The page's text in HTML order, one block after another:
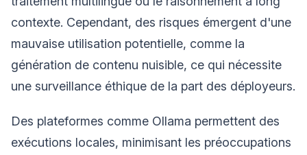
contexte. Cependant, des risques émergent d'une
mauvaise utilisation potentielle, comme la
génération de contenu nuisible, ce qui nécessite
une surveillance éthique de la part des déployeurs.
Des plateformes comme Ollama permettent des
exécutions locales, minimisant les préoccupations